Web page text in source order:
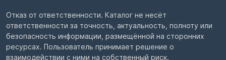
Отказ от ответственности. Каталог не несёт
ответственности за точность, актуальность, полноту или
безопасность информации, размещённой на сторонних
ресурсах. Пользователь принимает решение о
взаимодействии с ними на собственный риск.